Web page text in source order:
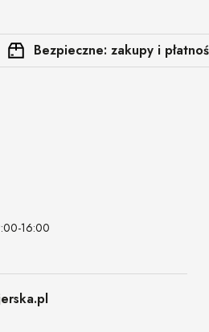
Bezpieczne: zakupy i
16:00